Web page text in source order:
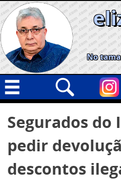
Skip
to
content
No
Geral
Cidades
Política
por:
Segurados do
pedir
descontos